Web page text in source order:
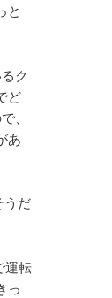
と
ク
ど
、
あ
うだ
運転
っ